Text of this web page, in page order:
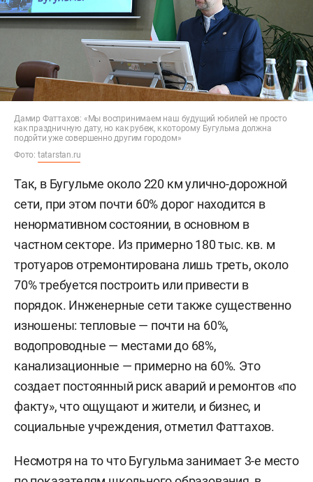
Дамир Фаттахов: «Мы воспринимаем наш будущий юбилей не просто
как праздничную дату, но как рубеж, к которому Бугульма должна
подойти уже совершенно другим городом»
Фото: tatarstan.ru
Так, в Бугульме около 220 км улично-дорожной
сети, при этом почти 60% дорог находится в
ненормативном состоянии, в основном в
частном секторе. Из примерно 180 тыс. кв. м
тротуаров отремонтирована лишь треть, около
70% требуется построить или привести в
порядок. Инженерные сети также существенно
изношены: тепловые — почти на 60%,
водопроводные — местами до 68%,
канализационные — примерно на 60%. Это
создает постоянный риск аварий и ремонтов «по
факту», что ощущают и жители, и бизнес, и
социальные учреждения, отметил Фаттахов.
Несмотря на то что Бугульма занимает 3-е место